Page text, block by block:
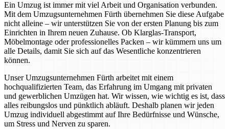
Ein Umzug ist immer mit viel Arbeit und Organisation verbunden.
Mit dem Umzugsunternehmen Fürth übernehmen Sie diese Aufgabe
nicht alleine – wir unterstützen Sie von der ersten Planung bis zum
Einrichten in Ihrem neuen Zuhause. Ob Klarglas-Transport,
Möbelmontage oder professionelles Packen – wir kümmern uns um
alle Details, damit Sie sich auf das Wesentliche konzentrieren
können.
Unser Umzugsunternehmen Fürth arbeitet mit einem
hochqualifizierten Team, das Erfahrung im Umgang mit privaten
und gewerblichen Umzügen hat. Wir wissen, wie wichtig es ist, dass
alles reibungslos und pünktlich abläuft. Deshalb planen wir jeden
Umzug individuell abgestimmt auf Ihre Bedürfnisse und Wünsche,
um Stress und Nerven zu sparen.